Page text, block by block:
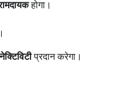
होगा।
प्रदान करेगा।